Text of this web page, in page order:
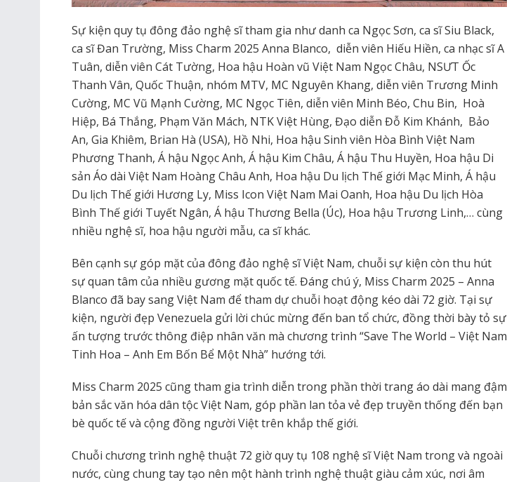
Sự kiện quy tụ đông đảo nghệ sĩ tham gia như danh ca Ngọc Sơn, ca sĩ Siu Black,
ca sĩ Đan Trường, Miss Charm 2025 Anna Blanco, diễn viên Hiếu Hiền, ca nhạc sĩ A
Tuân, diễn viên Cát Tường, Hoa hậu Hoàn vũ Việt Nam Ngọc Châu, NSƯT Ốc
Thanh Vân, Quốc Thuận, nhóm MTV, MC Nguyên Khang, diễn viên Trương Minh
Cường, MC Vũ Mạnh Cường, MC Ngọc Tiên, diễn viên Minh Béo, Chu Bin, Hoà
Hiệp, Bá Thắng, Phạm Văn Mách, NTK Việt Hùng, Đạo diễn Đỗ Kim Khánh, Bảo
An, Gia Khiêm, Brian Hà (USA), Hồ Nhi, Hoa hậu Sinh viên Hòa Bình Việt Nam
Phương Thanh, Á hậu Ngọc Anh, Á hậu Kim Châu, Á hậu Thu Huyền, Hoa hậu Di
sản Áo dài Việt Nam Hoàng Châu Anh, Hoa hậu Du lịch Thế giới Mạc Minh, Á hậu
Du lịch Thế giới Hương Ly, Miss Icon Việt Nam Mai Oanh, Hoa hậu Du lịch Hòa
Bình Thế giới Tuyết Ngân, Á hậu Thương Bella (Úc), Hoa hậu Trương Linh,… cùng
nhiều nghệ sĩ, hoa hậu người mẫu, ca sĩ khác.
Bên cạnh sự góp mặt của đông đảo nghệ sĩ Việt Nam, chuỗi sự kiện còn thu hút
sự quan tâm của nhiều gương mặt quốc tế. Đáng chú ý, Miss Charm 2025 – Anna
Blanco đã bay sang Việt Nam để tham dự chuỗi hoạt động kéo dài 72 giờ. Tại sự
kiện, người đẹp Venezuela gửi lời chúc mừng đến ban tổ chức, đồng thời bày tỏ sự
ấn tượng trước thông điệp nhân văn mà chương trình “Save The World – Việt Nam
Tinh Hoa – Anh Em Bốn Bể Một Nhà” hướng tới.
Miss Charm 2025 cũng tham gia trình diễn trong phần thời trang áo dài mang đậm
bản sắc văn hóa dân tộc Việt Nam, góp phần lan tỏa vẻ đẹp truyền thống đến bạn
bè quốc tế và cộng đồng người Việt trên khắp thế giới.
Chuỗi chương trình nghệ thuật 72 giờ quy tụ 108 nghệ sĩ Việt Nam trong và ngoài
nước, cùng chung tay tạo nên một hành trình nghệ thuật giàu cảm xúc, nơi âm